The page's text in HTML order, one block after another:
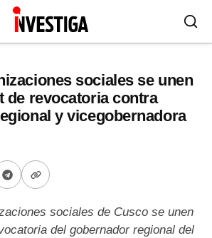
sociales se unen
de revocatoria contra
y vicegobernadora
sociales de Cusco se unen
del gobernador regional del